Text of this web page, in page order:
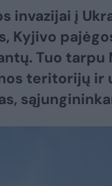
invazijai į
Kyjivo
Tuo tarpu
teritorijų ir